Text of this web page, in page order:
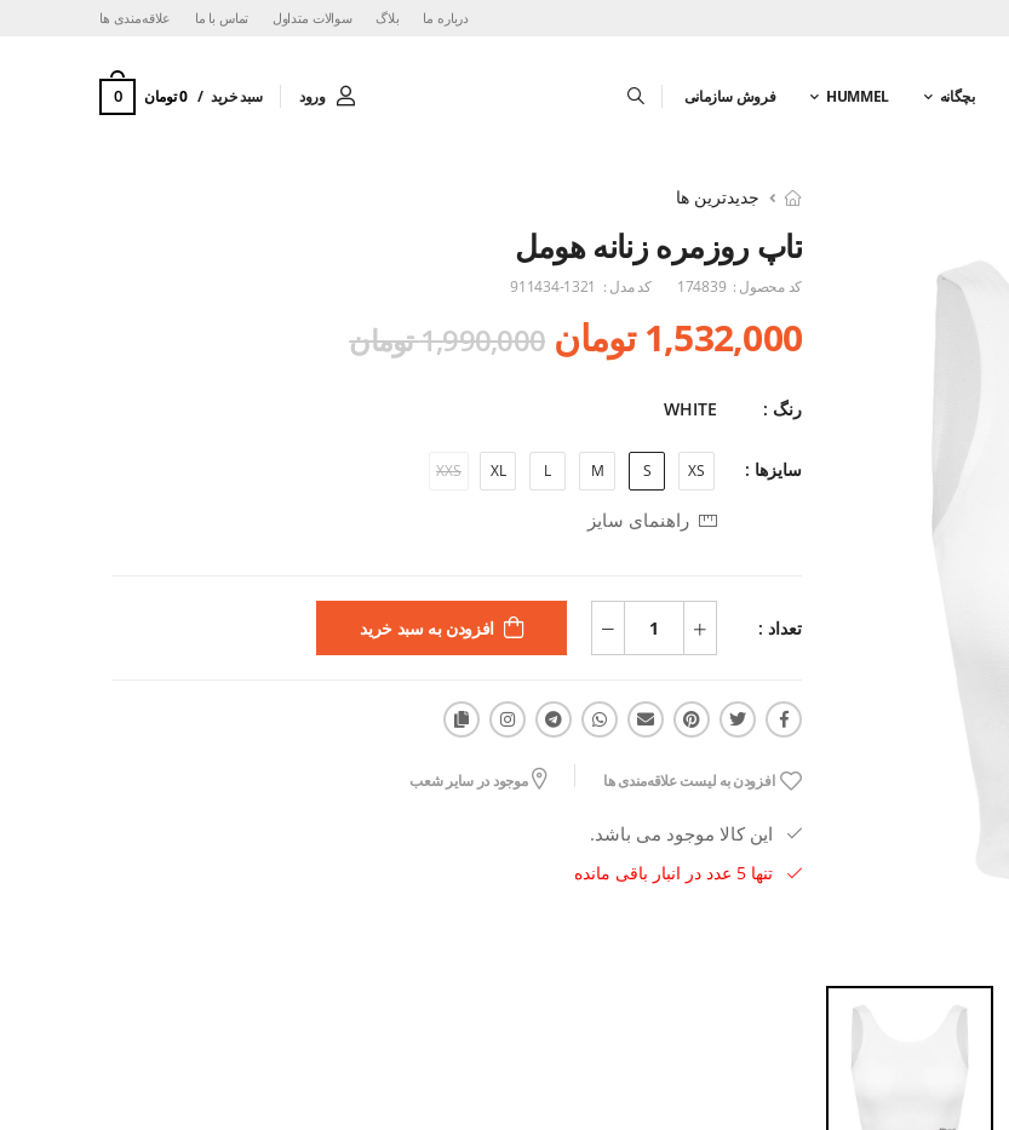
درباره ما بلاگ سوالات متداول تماس با ما ‌علاقه‌مندی ها
بچگانه HUMMEL فروش سازمانی ورود سبد خرید 0 تومان 0
جدیدترین ها
تاپ روزمره زنانه هومل
کد محصول : 174839 کد مدل : 911434-1321
1,532,000 تومان 1,990,000 تومان
رنگ : WHITE
سایزها : XS
S
M
L
XL
XXS
راهنمای سایز
تعداد : افزودن به سبد خرید
افزودن به لیست علاقه‌مندی ها موجود در سایر شعب
این کالا موجود می باشد.
تنها 5 عدد در انبار باقی مانده